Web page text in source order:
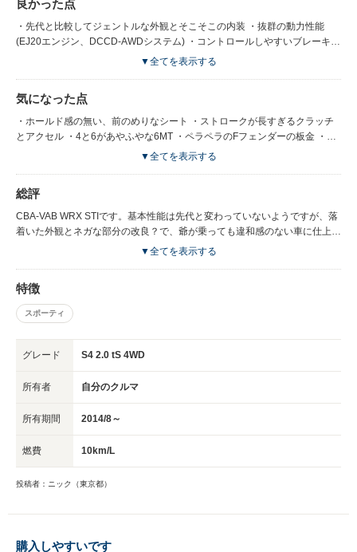
良かった点
・先代と比較してジェントルな外観とそこそこの内装 ・抜群の動力性能
(EJ20エンジン、DCCD-AWDシステム) ・コントロールしやすいブレーキ
(ブレンボ) ・意外と優しい足(ビルシュタイン) ・大人４人が楽に乗れる室内
▼全てを表示する
気になった点
・ホールド感の無い、前のめりなシート ・ストロークが長すぎるクラッチ
とアクセル ・4と6があやふやな6MT ・ペラペラのFフェンダーの板金 ・閉
まらない＆音もイマイチなトランク ・仕上げを放棄したかのような後部席
▼全てを表示する
総評
CBA-VAB WRX STIです。基本性能は先代と変わっていないようですが、落
着いた外観とネガな部分の改良？で、爺が乗っても違和感のない車に仕上が
っていると思います。購入して正解でした(^_^)v ちなみに、Tams WRXstiは
の”Ｓ”はおそらく”シニア”のＳ何だろうと解釈しております。 間違いなく速
い車ですが、1.5tもの車重を振りまわすのはかなりしんどそうなので、ソロ
ツーリングはTamsMR2で。Tams WRXstiには冬の通勤車、ファミリーカー
として活躍してもらう予定です。
▼全てを表示する
特徴
スポーティ
グレード S4 2.0 tS 4WD
所有者 自分のクルマ
所有期間 2014/8～
燃費 10km/L
投稿者：ニック（東京都）
購入しやすいです